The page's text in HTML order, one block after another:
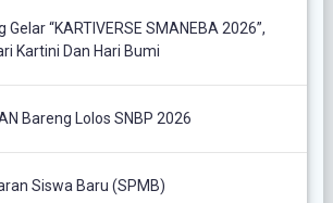
Gelar “KARTIVERSE SMANEBA 2026”,
Kartini Dan Hari Bumi
Bareng Lolos SNBP 2026
Siswa Baru (SPMB)